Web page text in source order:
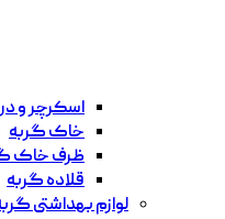
اسکرچر و
خاک گربه
ظرف خاک
قلاده گربه
لوازم بهداشتی